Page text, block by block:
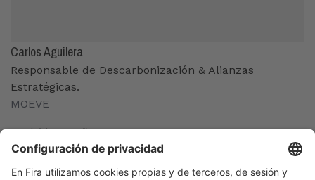
Carlos Aguilera
Responsable de Descarbonización & Alianzas
Estratégicas.
MOEVE
Madrid, España
Organizadores